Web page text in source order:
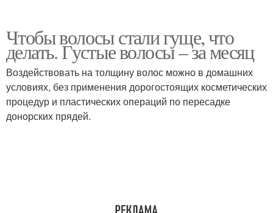
Чтобы волосы стали гуще, что
делать. Густые волосы – за месяц
Воздействовать на толщину волос можно в домашних
условиях, без применения дорогостоящих косметических
процедур и пластических операций по пересадке
донорских прядей.